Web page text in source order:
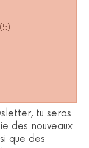
(5)
tu seras
des nouveaux
que des